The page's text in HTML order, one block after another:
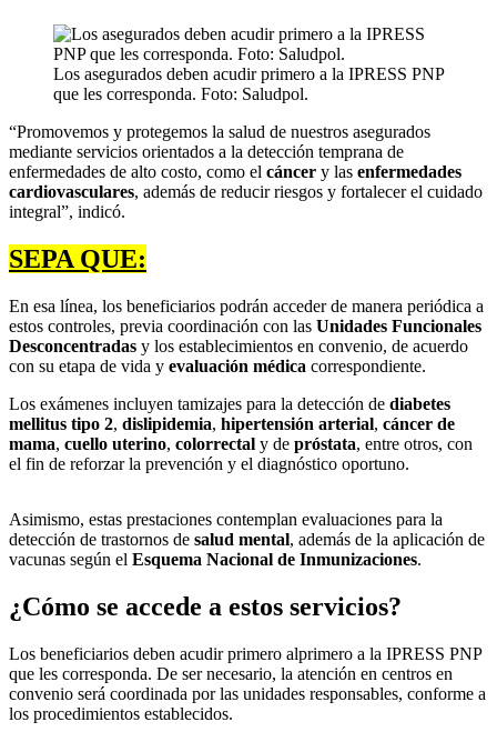
Los asegurados deben acudir primero a la IPRESS PNP
que les corresponda. Foto: Saludpol.
“Promovemos y protegemos la salud de nuestros asegurados
mediante servicios orientados a la detección temprana de
enfermedades de alto costo, como el cáncer y las enfermedades
cardiovasculares, además de reducir riesgos y fortalecer el cuidado
integral”, indicó.
SEPA QUE:
En esa línea, los beneficiarios podrán acceder de manera periódica a
estos controles, previa coordinación con las Unidades Funcionales
Desconcentradas y los establecimientos en convenio, de acuerdo
con su etapa de vida y evaluación médica correspondiente.
Los exámenes incluyen tamizajes para la detección de diabetes
mellitus tipo 2, dislipidemia, hipertensión arterial, cáncer de
mama, cuello uterino, colorrectal y de próstata, entre otros, con
el fin de reforzar la prevención y el diagnóstico oportuno.
Asimismo, estas prestaciones contemplan evaluaciones para la
detección de trastornos de salud mental, además de la aplicación de
vacunas según el Esquema Nacional de Inmunizaciones.
¿Cómo se accede a estos servicios?
Los beneficiarios deben acudir primero alprimero a la IPRESS PNP
que les corresponda. De ser necesario, la atención en centros en
convenio será coordinada por las unidades responsables, conforme a
los procedimientos establecidos.